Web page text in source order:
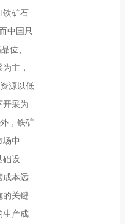
铁矿石
中国只
位、
主，
源以低
开采为
，铁矿
场中
础设
成本远
的关键
生产成